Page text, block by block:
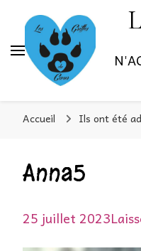
Accueil Ils ont été
Anna5
25 juillet 2023